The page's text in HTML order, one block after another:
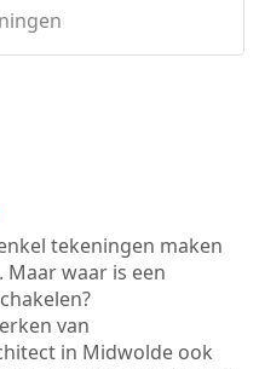
tekeningen maken
waar is een
van
in Midwolde ook